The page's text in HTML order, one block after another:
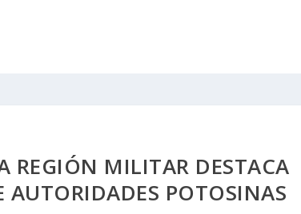
REGIÓN MILITAR DESTACA
AUTORIDADES POTOSINAS